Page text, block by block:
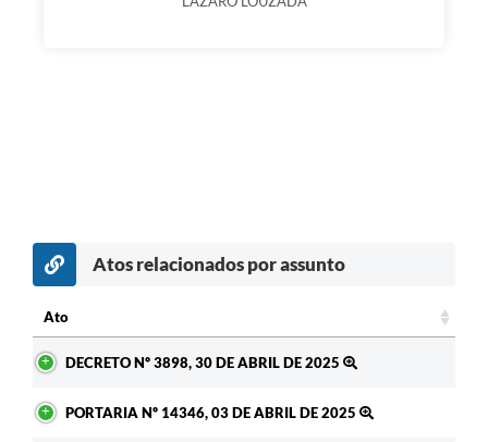
Atos relacionados por assunto
Ato
DECRETO Nº 3898, 30 DE ABRIL DE 2025
PORTARIA Nº 14346, 03 DE ABRIL DE 2025